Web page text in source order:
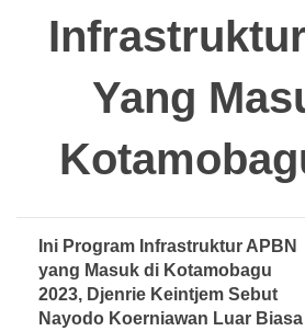
Yang
Ini Program Infrastruktur APBN
yang Masuk di Kotamobagu
2023, Djenrie Keintjem Sebut
Nayodo Koerniawan Luar Biasa